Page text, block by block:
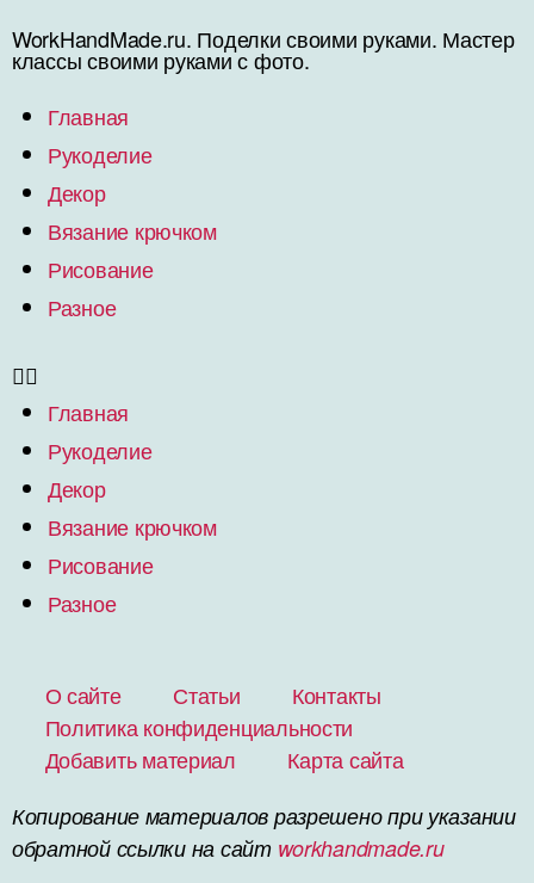
WorkHandMade.ru. Поделки своими руками. Мастер
классы своими руками с фото.
Главная
Рукоделие
Декор
Вязание крючком
Рисование
Разное
Главная
Рукоделие
Декор
Вязание крючком
Рисование
Разное
О сайте Статьи
Контакты
Политика конфиденциальности
Добавить материал
Карта сайта
Копирование материалов разрешено при указании
обратной ссылки на сайт workhandmade.ru